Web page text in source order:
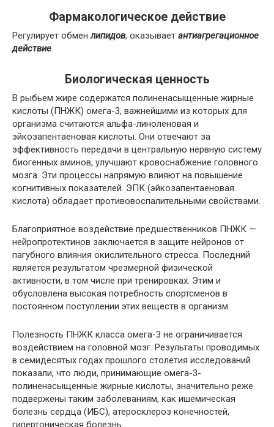
Фармакологическое действие
Регулирует обменлипидов, оказывает антиагрегационное
действие.
Биологическая ценность
В рыбьем жире содержатся полиненасыщенные жирные
кислоты (ПНЖК) омега-3, важнейшими из которых для
организма считаются альфа-линоленовая и
эйкозапентаеновая кислоты. Они отвечают за
эффективность передачи в центральную нервную систему
биогенных аминов, улучшают кровоснабжение головного
мозга. Эти процессы напрямую влияют на повышение
когнитивных показателей. ЭПК (эйкозапентаеновая
кислота) обладает противовоспалительными свойствами.
Благоприятное воздействие предшественников ПНЖК —
нейропротектинов заключается в защите нейронов от
пагубного влияния окислительного стресса. Последний
является результатом чрезмерной физической
активности, в том числе при тренировках. Этим и
обусловлена высокая потребность спортсменов в
постоянном поступлении этих веществ в организм.
Полезность ПНЖК класса омега-3 не ограничивается
воздействием на головной мозг. Результаты проводимых
в семидесятых годах прошлого столетия исследований
показали, что люди, принимающие омега-3-
полиненасыщенные жирные кислоты, значительно реже
подвержены таким заболеваниям, как ишемическая
болезнь сердца (ИБС), атеросклероз конечностей,
гипертоническая болезнь.